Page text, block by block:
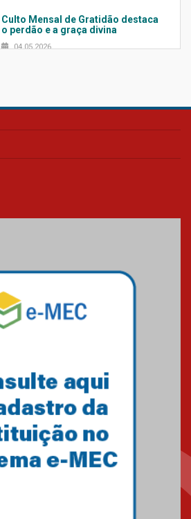
Culto Mensal de Gratidão destaca
o perdão e a graça divina
04.05.2026
Confira como foi o culto mensal
Mackenzie mobiliza campanha
solidária para apoiar famílias em
Minas Gerais
Primeiro culto do ano ressalta o
27.02.2026